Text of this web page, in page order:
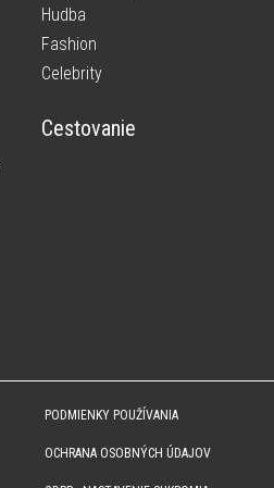
Hudba
Fashion
Celebrity
Cestovanie
PODMIENKY POUŽÍVANIA
OCHRANA OSOBNÝCH ÚDAJOV